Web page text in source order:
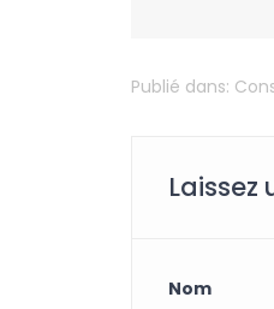
Publié dans:
Nom